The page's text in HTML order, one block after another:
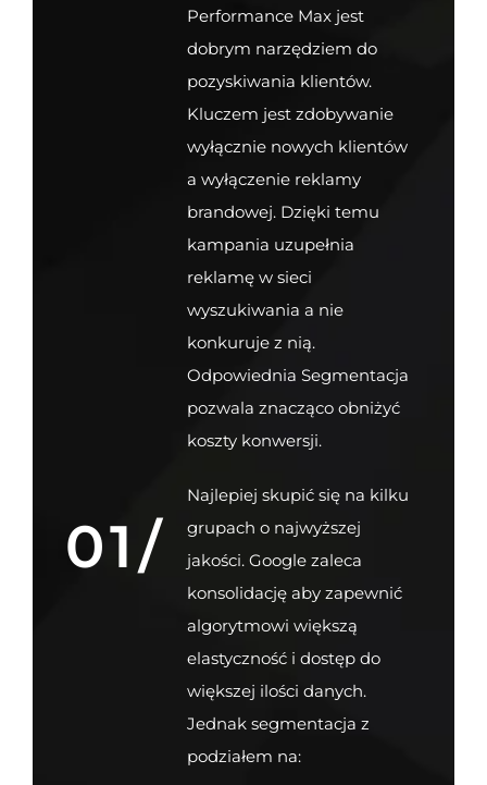
01/
Performance Max jest
dobrym narzędziem do
pozyskiwania klientów.
Kluczem jest zdobywanie
wyłącznie nowych klientów
a wyłączenie reklamy
brandowej. Dzięki temu
kampania uzupełnia
reklamę w sieci
wyszukiwania a nie
konkuruje z nią.
Odpowiednia Segmentacja
pozwala znacząco obniżyć
koszty konwersji.
Najlepiej skupić się na kilku
grupach o najwyższej
jakości. Google zaleca
konsolidację aby zapewnić
algorytmowi większą
elastyczność i dostęp do
większej ilości danych.
Jednak segmentacja z
podziałem na: